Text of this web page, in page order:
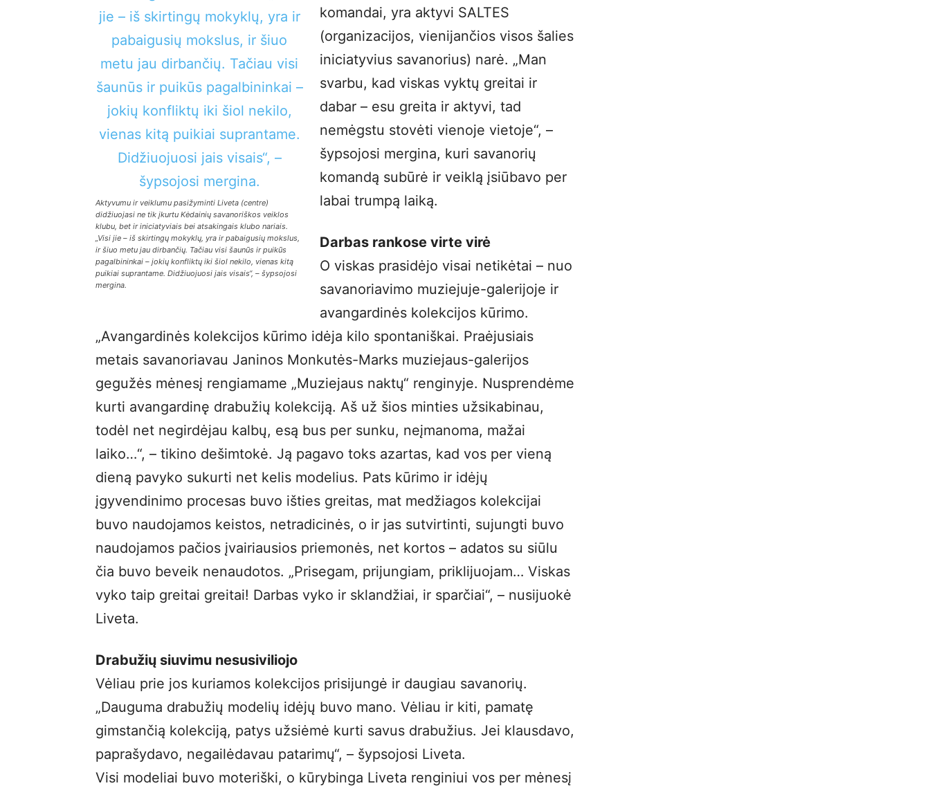
Aktyvumu ir veiklumu pasižyminti Liveta (centre)
didžiuojasi ne tik įkurtu Kėdainių savanoriškos veiklos
klubu, bet ir iniciatyviais bei atsakingais klubo nariais.
„Visi jie – iš skirtingų mokyklų, yra ir pabaigusių mokslus,
ir šiuo metu jau dirbančių. Tačiau visi šaunūs ir puikūs
pagalbininkai – jokių konfliktų iki šiol nekilo, vienas kitą
puikiai suprantame. Didžiuojuosi jais visais“, – šypsojosi
mergina.
komandai, yra aktyvi SALTES
(organizacijos, vienijančios visos šalies
iniciatyvius savanorius) narė. „Man
svarbu, kad viskas vyktų greitai ir
dabar – esu greita ir aktyvi, tad
nemėgstu stovėti vienoje vietoje“, –
šypsojosi mergina, kuri savanorių
komandą subūrė ir veiklą įsiūbavo per
labai trumpą laiką.
Darbas rankose virte virė
O viskas prasidėjo visai netikėtai – nuo
savanoriavimo muziejuje-galerijoje ir
avangardinės kolekcijos kūrimo.
„Avangardinės kolekcijos kūrimo idėja kilo spontaniškai. Praėjusiais
metais savanoriavau Janinos Monkutės-Marks muziejaus-galerijos
gegužės mėnesį rengiamame „Muziejaus naktų“ renginyje. Nusprendėme
kurti avangardinę drabužių kolekciją. Aš už šios minties užsikabinau,
todėl net negirdėjau kalbų, esą bus per sunku, neįmanoma, mažai
laiko…“, – tikino dešimtokė. Ją pagavo toks azartas, kad vos per vieną
dieną pavyko sukurti net kelis modelius. Pats kūrimo ir idėjų
įgyvendinimo procesas buvo išties greitas, mat medžiagos kolekcijai
buvo naudojamos keistos, netradicinės, o ir jas sutvirtinti, sujungti buvo
naudojamos pačios įvairiausios priemonės, net kortos – adatos su siūlu
čia buvo beveik nenaudotos. „Prisegam, prijungiam, priklijuojam… Viskas
vyko taip greitai greitai! Darbas vyko ir sklandžiai, ir sparčiai“, – nusijuokė
Liveta.
Drabužių siuvimu nesusiviliojo
Vėliau prie jos kuriamos kolekcijos prisijungė ir daugiau savanorių.
„Dauguma drabužių modelių idėjų buvo mano. Vėliau ir kiti, pamatę
gimstančią kolekciją, patys užsiėmė kurti savus drabužius. Jei klausdavo,
paprašydavo, negailėdavau patarimų“, – šypsojosi Liveta.
Visi modeliai buvo moteriški, o kūrybinga Liveta renginiui vos per mėnesį